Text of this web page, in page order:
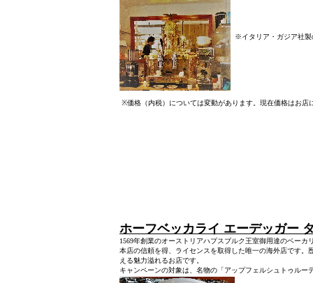
※イタリア・ガジア社製
※価格（内税）については変動があります。現在価格はお
ホーフベッカライ エーデッガー
1569年創業のオーストリアハプスブルク王室御用達のベー
本店の信頼を得、ライセンスを取得した唯一の海外店です
える魅力溢れるお店です。
キャンペーンの対象は、名物の「アップフェルシュトゥルー